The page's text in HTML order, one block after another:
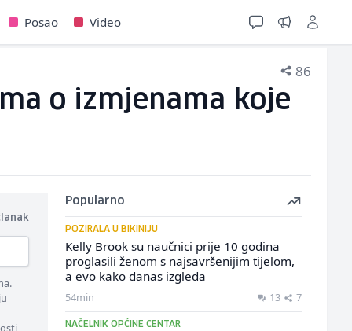
Posao Video
86
o izmjenama koje
Popularno
POZIRALA U BIKINIJU
Kelly Brook su naučnici prije 10 godina
proglasili ženom s najsavršenijim tijelom,
a evo kako danas izgleda
54min 13 7
NAČELNIK OPĆINE CENTAR